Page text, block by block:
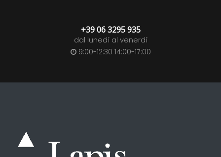
+39 06 3295 935
dal lunedì al venerdì
9:00-12:30 14:00-17:00